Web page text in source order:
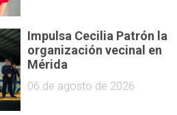
Impulsa Cecilia Patrón la
organización vecinal en
Mérida
06 de agosto de 2026